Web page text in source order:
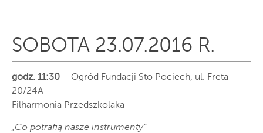
SOBOTA 23.07.2016 R.
godz. 11:30 – Ogród Fundacji Sto Pociech, ul. Freta
20/24A
Filharmonia Przedszkolaka
„Co potrafią nasze instrumenty”